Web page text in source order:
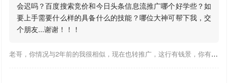
会迟吗？百度搜索竞价和今日头条信息流推广哪个好学些？如
要上手需要什么样的具备什么的技能？哪位大神可帮下我，交
个朋友...谢谢！！！
老哥，你情况与2年前的我很相似，现在也转推广，这行有钱景，你有基础上手会比较快，不必担心。至于学竞价还是信息流哪个好，我是信息流广告入手，现在迷上靠谱推关注大神们的营销推广干货。有空你也可多泡下这站，真能学到不少东西；希望可以帮到你！